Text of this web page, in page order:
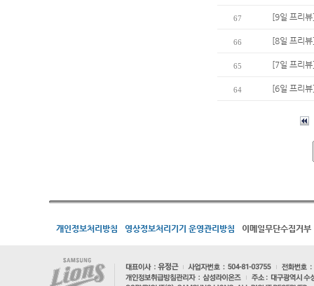
67 [9일 프리
66 [8일 프리
65 [7일 프리뷰
64 [6일 프리
개인정보처리방침 영상정보처리기기 운영관리방침 이메일무단수집거부